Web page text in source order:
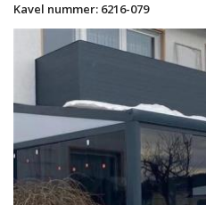
Kavel nummer: 6216-079